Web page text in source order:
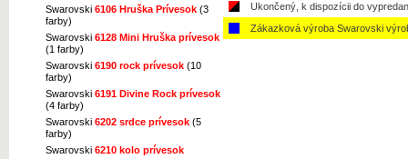
Swarovski 6106 Hruška Prívesok (3
farby)
Swarovski 6128 Mini Hruška prívesok
(1 farby)
Swarovski 6190 rock prívesok (10
farby)
Swarovski 6191 Divine Rock prívesok
(4 farby)
Swarovski 6202 srdce prívesok (5
farby)
Swarovski 6210 kolo prívesok
Ukončený, k dispozícii do
Zákazková výroba Swarovski